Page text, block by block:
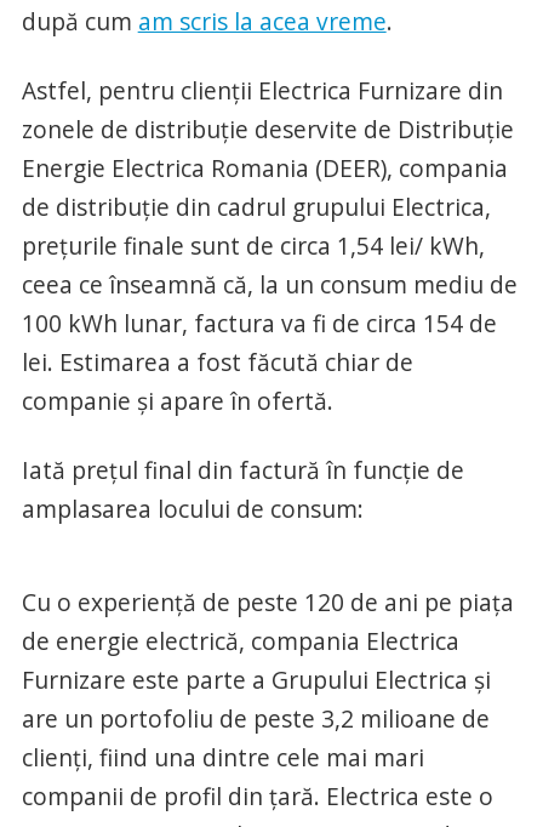
după cum am scris la acea vreme.
Astfel, pentru clienții Electrica Furnizare din
zonele de distribuție deservite de Distribuție
Energie Electrica Romania (DEER), compania
de distribuție din cadrul grupului Electrica,
prețurile finale sunt de circa 1,54 lei/ kWh,
ceea ce înseamnă că, la un consum mediu de
100 kWh lunar, factura va fi de circa 154 de
lei. Estimarea a fost făcută chiar de
companie și apare în ofertă.
Iată prețul final din factură în funcție de
amplasarea locului de consum:
Cu o experiență de peste 120 de ani pe piața
de energie electrică, compania Electrica
Furnizare este parte a Grupului Electrica și
are un portofoliu de peste 3,2 milioane de
clienți, fiind una dintre cele mai mari
companii de profil din țară. Electrica este o